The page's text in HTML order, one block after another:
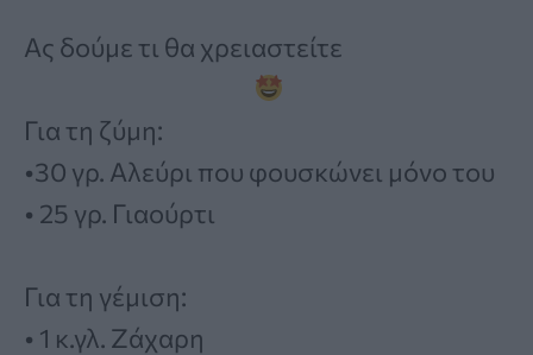
Ας δούμε τι θα χρειαστείτε
Για τη ζύμη:
•30 γρ. Αλεύρι που φουσκώνει μόνο του
• 25 γρ. Γιαούρτι
Για τη γέμιση:
• 1 κ.γλ. Ζάχαρη